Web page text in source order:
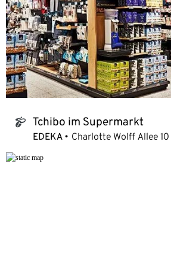
tchibo_logo Tchibo im Supermarkt
EDEKA Charlotte Wolff Allee 10